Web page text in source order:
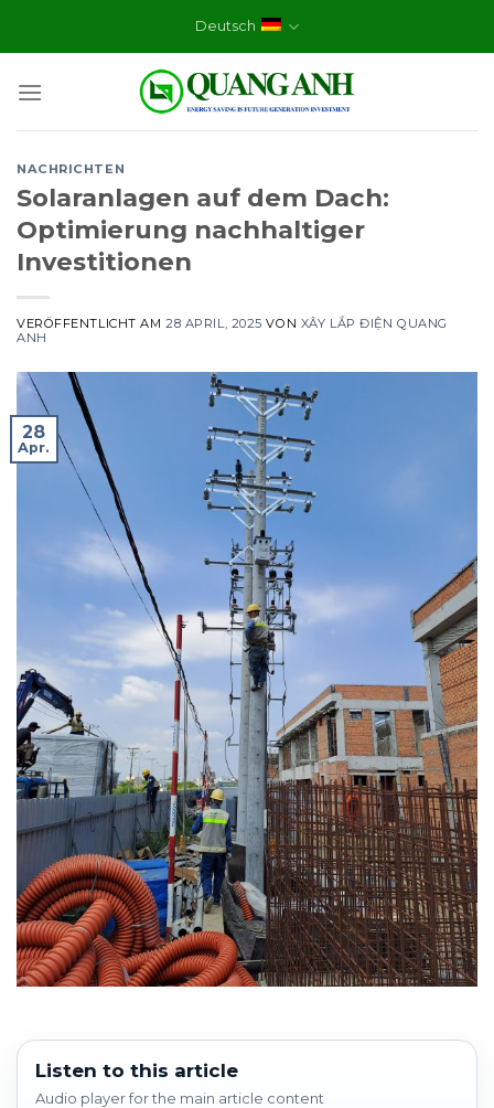
Deutsch
NACHRICHTEN
Solaranlagen auf dem Dach:
Optimierung nachhaltiger
Investitionen
VERÖFFENTLICHT AM28 APRIL, 2025 VON XÂY LẮP ĐIỆN QUANG
ANH
28
Apr.
Listen to this article
Audio player for the main article content